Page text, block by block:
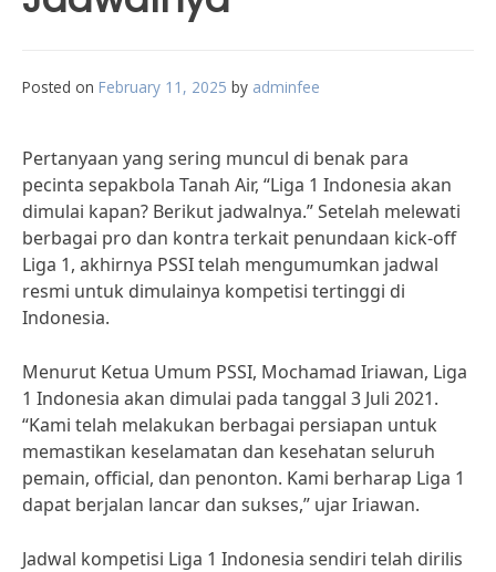
Posted on February 11, 2025 by adminfee
Pertanyaan yang sering muncul di benak para
pecinta sepakbola Tanah Air, “Liga 1 Indonesia akan
dimulai kapan? Berikut jadwalnya.” Setelah melewati
berbagai pro dan kontra terkait penundaan kick-off
Liga 1, akhirnya PSSI telah mengumumkan jadwal
resmi untuk dimulainya kompetisi tertinggi di
Indonesia.
Menurut Ketua Umum PSSI, Mochamad Iriawan, Liga
1 Indonesia akan dimulai pada tanggal 3 Juli 2021.
“Kami telah melakukan berbagai persiapan untuk
memastikan keselamatan dan kesehatan seluruh
pemain, official, dan penonton. Kami berharap Liga 1
dapat berjalan lancar dan sukses,” ujar Iriawan.
Jadwal kompetisi Liga 1 Indonesia sendiri telah dirilis